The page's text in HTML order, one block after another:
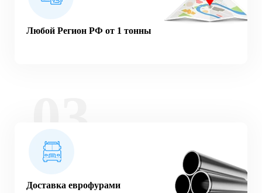
Любой Регион РФ от 1 тонны
Доставка еврофурами